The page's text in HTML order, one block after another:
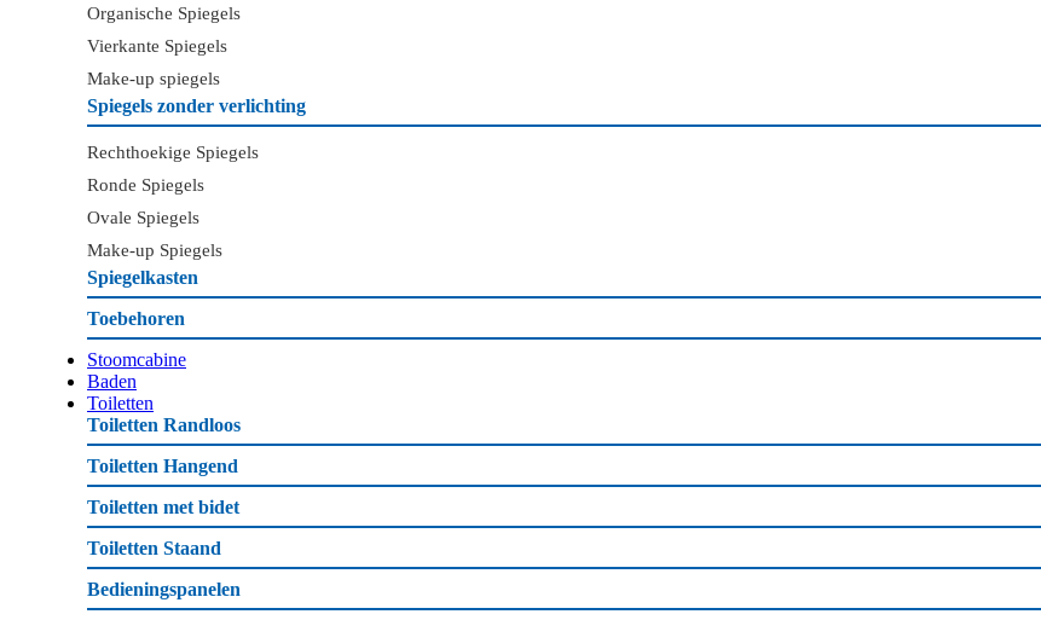
Organische Spiegels
Vierkante Spiegels
Make-up spiegels
Spiegels zonder verlichting
Rechthoekige Spiegels
Ronde Spiegels
Ovale Spiegels
Make-up Spiegels
Spiegelkasten
Toebehoren
Stoomcabine
Baden
Toiletten
Toiletten Randloos
Toiletten Hangend
Toiletten met bidet
Toiletten Staand
Bedieningspanelen